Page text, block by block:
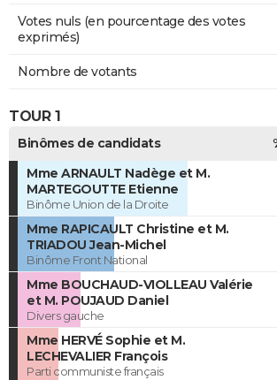
Votes nuls (en pourcentage des votes
exprimés)
Nombre de votants
TOUR 1
Binômes de candidats
Mme ARNAULT Nadège et M.
MARTEGOUTTE Etienne
Binôme Union de la Droite
Mme RAPICAULT Christine et M.
TRIADOU Jean-Michel
Binôme Front National
Mme BOUCHAUD-VIOLLEAU Valérie
et M. POUJAUD Daniel
Divers gauche
Mme HERVÉ Sophie et M.
LECHEVALIER François
Parti communiste français